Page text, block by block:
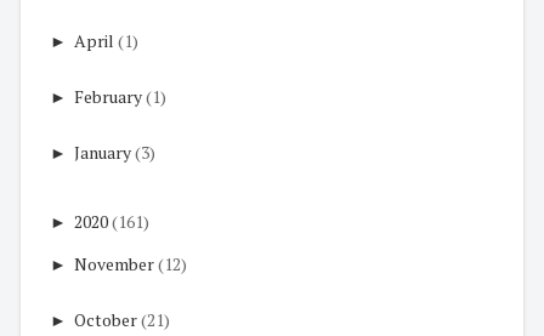
► April (1)
► February(1)
► January(3)
► 2020(161)
► November(12)
► October(21)